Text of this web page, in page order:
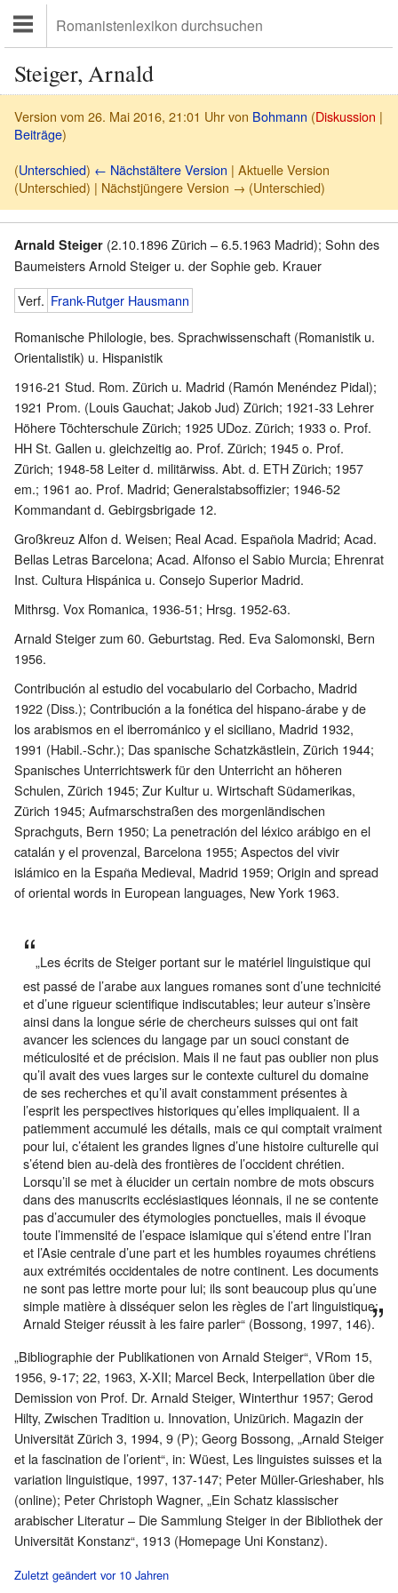
Steiger, Arnald
Version vom 26. Mai 2016, 21:01 Uhr von Bohmann (Diskussion |
Beiträge)
(Unterschied) ← Nächstältere Version | Aktuelle Version
(Unterschied) | Nächstjüngere Version → (Unterschied)
Arnald Steiger (2.10.1896 Zürich – 6.5.1963 Madrid); Sohn des
Baumeisters Arnold Steiger u. der Sophie geb. Krauer
Verf. Frank-Rutger Hausmann
Romanische Philologie, bes. Sprachwissenschaft (Romanistik u.
Orientalistik) u. Hispanistik
1916-21 Stud. Rom. Zürich u. Madrid (Ramón Menéndez Pidal);
1921 Prom. (Louis Gauchat; Jakob Jud) Zürich; 1921-33 Lehrer
Höhere Töchterschule Zürich; 1925 UDoz. Zürich; 1933 o. Prof.
HH St. Gallen u. gleichzeitig ao. Prof. Zürich; 1945 o. Prof.
Zürich; 1948-58 Leiter d. militärwiss. Abt. d. ETH Zürich; 1957
em.; 1961 ao. Prof. Madrid; Generalstabsoffizier; 1946-52
Kommandant d. Gebirgsbrigade 12.
Großkreuz Alfon d. Weisen; Real Acad. Española Madrid; Acad.
Bellas Letras Barcelona; Acad. Alfonso el Sabio Murcia; Ehrenrat
Inst. Cultura Hispánica u. Consejo Superior Madrid.
Mithrsg. Vox Romanica, 1936-51; Hrsg. 1952-63.
Arnald Steiger zum 60. Geburtstag. Red. Eva Salomonski, Bern
1956.
Contribución al estudio del vocabulario del Corbacho, Madrid
1922 (Diss.); Contribución a la fonética del hispano-árabe y de
los arabismos en el iberrománico y el siciliano, Madrid 1932,
1991 (Habil.-Schr.); Das spanische Schatzkästlein, Zürich 1944;
Spanisches Unterrichtswerk für den Unterricht an höheren
Schulen, Zürich 1945; Zur Kultur u. Wirtschaft Südamerikas,
Zürich 1945; Aufmarschstraßen des morgenländischen
Sprachguts, Bern 1950; La penetración del léxico arábigo en el
catalán y el provenzal, Barcelona 1955; Aspectos del vivir
islámico en la España Medieval, Madrid 1959; Origin and spread
of oriental words in European languages, New York 1963.
„Les écrits de Steiger portant sur le matériel linguistique qui
est passé de l’arabe aux langues romanes sont d’une technicité
et d’une rigueur scientifique indiscutables; leur auteur s’insère
ainsi dans la longue série de chercheurs suisses qui ont fait
avancer les sciences du langage par un souci constant de
méticulosité et de précision. Mais il ne faut pas oublier non plus
qu’il avait des vues larges sur le contexte culturel du domaine
de ses recherches et qu’il avait constamment présentes à
l’esprit les perspectives historiques qu’elles impliquaient. Il a
patiemment accumulé les détails, mais ce qui comptait vraiment
pour lui, c’étaient les grandes lignes d’une histoire culturelle qui
s’étend bien au-delà des frontières de l’occident chrétien.
Lorsqu’il se met à élucider un certain nombre de mots obscurs
dans des manuscrits ecclésiastiques léonnais, il ne se contente
pas d’accumuler des étymologies ponctuelles, mais il évoque
toute l’immensité de l’espace islamique qui s’étend entre l’Iran
et l’Asie centrale d’une part et les humbles royaumes chrétiens
aux extrémités occidentales de notre continent. Les documents
ne sont pas lettre morte pour lui; ils sont beaucoup plus qu’une
simple matière à disséquer selon les règles de l’art linguistique:
Arnald Steiger réussit à les faire parler“ (Bossong, 1997, 146).
„Bibliographie der Publikationen von Arnald Steiger“, VRom 15,
1956, 9-17; 22, 1963, X-XII; Marcel Beck, Interpellation über die
Demission von Prof. Dr. Arnald Steiger, Winterthur 1957; Gerod
Hilty, Zwischen Tradition u. Innovation, Unizürich. Magazin der
Universität Zürich 3, 1994, 9 (P); Georg Bossong, „Arnald Steiger
et la fascination de l’orient“, in: Wüest, Les linguistes suisses et la
variation linguistique, 1997, 137-147; Peter Müller-Grieshaber, hls
(online); Peter Christoph Wagner, „Ein Schatz klassischer
arabischer Literatur – Die Sammlung Steiger in der Bibliothek der
Universität Konstanz“, 1913 (Homepage Uni Konstanz).
Zuletzt geändert vor 10 Jahren